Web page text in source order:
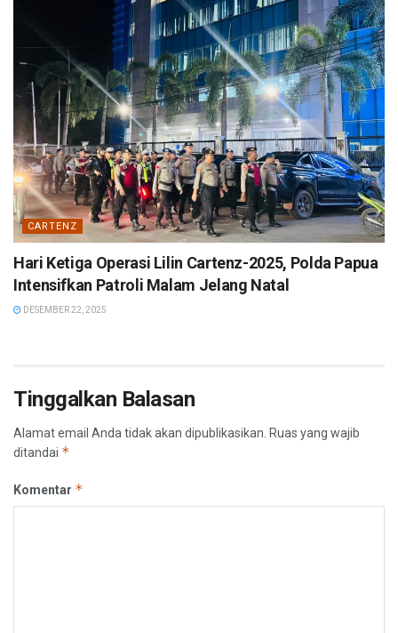
CARTENZ
Hari Ketiga Operasi Lilin Cartenz-2025, Polda Papua
Intensifkan Patroli Malam Jelang Natal
DESEMBER 22, 2025
Tinggalkan Balasan
Alamat email Anda tidak akan dipublikasikan. Ruas yang wajib
ditandai *
Komentar *